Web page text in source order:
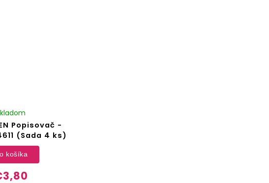
Popisovač -
(Sada 4 ks)
košíka